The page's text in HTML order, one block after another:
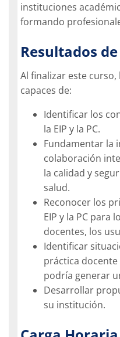
instituciones
formando
Resultados
Al finalizar este
capaces de:
Identificar los
la EIP y la PC.
Fundamentar la
colaboración
la calidad y
salud.
Reconocer los
EIP y la PC para
docentes, los
Identificar
práctica docente
podría generar
Desarrollar
su institución.